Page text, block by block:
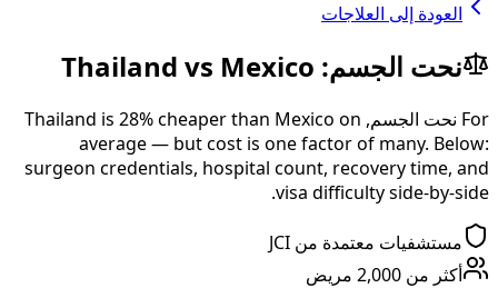
العودة إلى العلاجات
نحت الجسم:
Thailand vs Mexico
For نحت الجسم,
Thailand is 28% cheaperthan Mexico on
average — but cost is one factor of many. Below:
surgeon credentials, hospital count, recovery time, and
visa difficulty side-by-side.
مستشفيات معتمدة من JCI
أكثر من 2,000 مريض